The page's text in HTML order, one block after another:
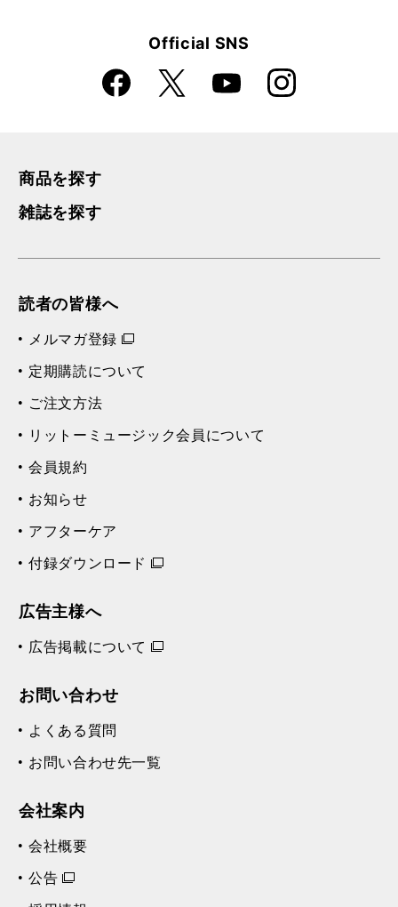
Official SNS
Faceboo
k
X YouTube Instagra
m
商品を探す
雑誌を探す
読者の皆様へ
メルマガ登録
定期購読について
ご注文方法
リットーミュージック会員について
会員規約
お知らせ
アフターケア
付録ダウンロード
広告主様へ
広告掲載について
お問い合わせ
よくある質問
お問い合わせ先一覧
会社案内
会社概要
公告